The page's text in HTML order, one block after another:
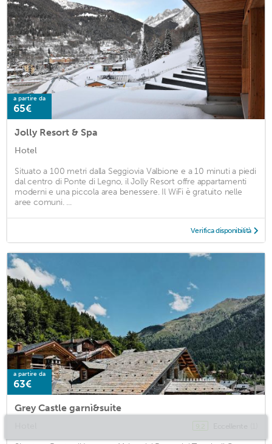
a partire da
65€
Jolly Resort & Spa
Hotel
Situato a 100 metri dalla Seggiovia Valbione e a 10 minuti a piedi
dal centro di Ponte di Legno, il Jolly Resort offre appartamenti
moderni e una piccola area benessere. Il WiFi è gratuito nelle
aree comuni. ...
Verifica disponibilità
a partire da
63€
Grey Castle garnì&suite
9,2